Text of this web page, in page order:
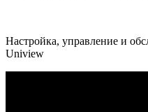
Настройка, управление и
Uniview